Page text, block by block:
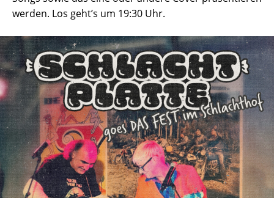
werden. Los geht’s um 19:30 Uhr.